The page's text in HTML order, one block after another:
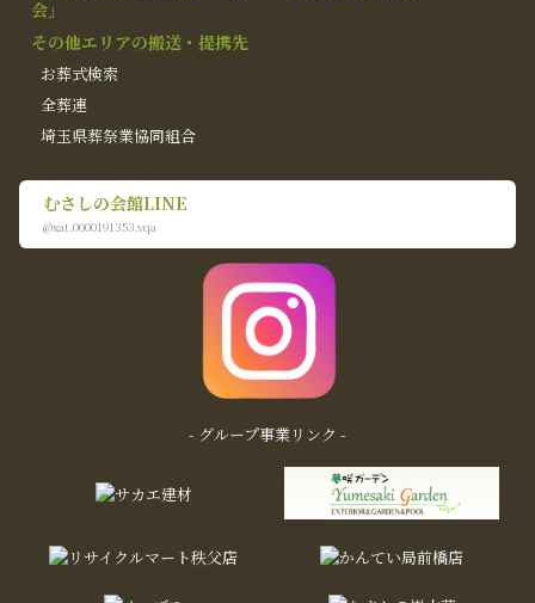
会」
その他エリアの搬送・提携先
お葬式検索
全葬連
埼玉県葬祭業協同組合
むさしの会館LINE
@xat.0000191353.vqa
- グループ事業リンク -